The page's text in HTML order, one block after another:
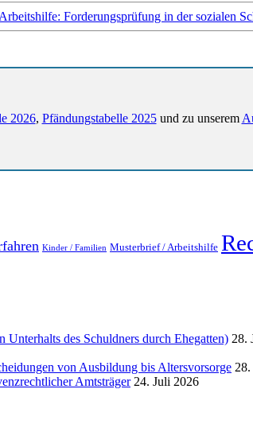
Arbeitshilfe: Forderungsprüfung in der sozialen
2026, Pfändungstabelle 2025und zu unserem
Kinder / Familien Musterbrief / Arbeitshilfe
des Schuldners durch Ehegatten) 28.
von Ausbildung bis Altersvorsorge
Amtsträger 24. Juli 2026